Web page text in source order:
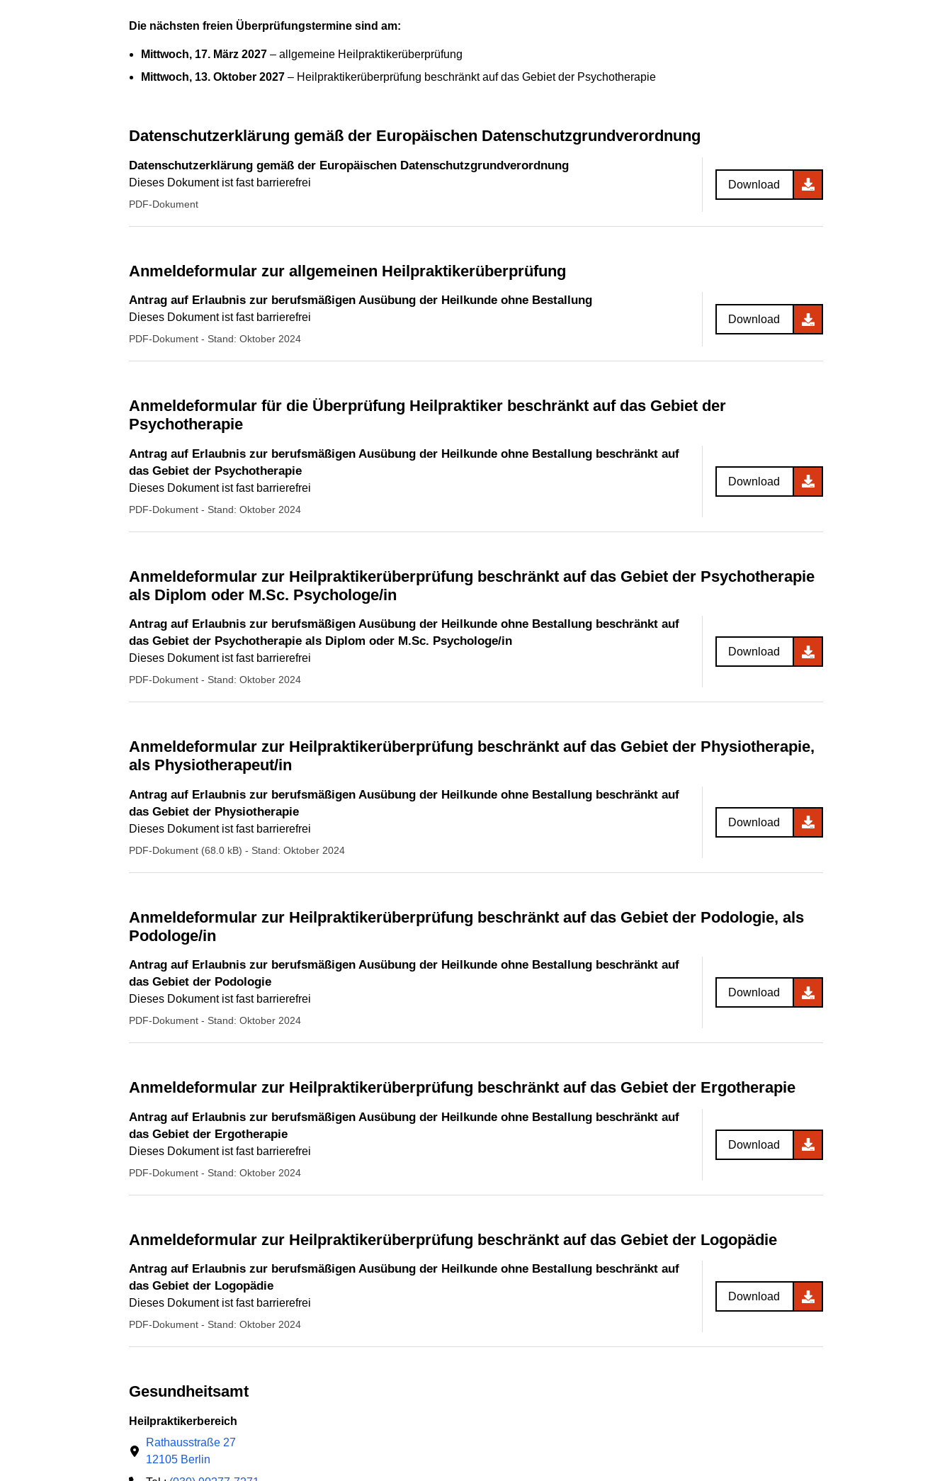
Die nächsten freien Überprüfungstermine sind am:
Mittwoch, 17. März 2027 – allgemeine Heilpraktikerüberprüfung
Mittwoch, 13. Oktober 2027 – Heilpraktikerüberprüfung beschränkt auf das Gebiet der Psychotherapie
Datenschutzerklärung gemäß der Europäischen Datenschutzgrundverordnung
Datenschutzerklärung gemäß der Europäischen Datenschutzgrundverordnung
Dieses Dokument ist fast barrierefrei
PDF-Dokument
Download
Anmeldeformular zur allgemeinen Heilpraktikerüberprüfung
Antrag auf Erlaubnis zur berufsmäßigen Ausübung der Heilkunde ohne Bestallung
Dieses Dokument ist fast barrierefrei
PDF-Dokument - Stand: Oktober 2024
Download
Anmeldeformular für die Überprüfung Heilpraktiker beschränkt auf das Gebiet der
Psychotherapie
Antrag auf Erlaubnis zur berufsmäßigen Ausübung der Heilkunde ohne Bestallung beschränkt auf
das Gebiet der Psychotherapie
Dieses Dokument ist fast barrierefrei
PDF-Dokument - Stand: Oktober 2024
Download
Anmeldeformular zur Heilpraktikerüberprüfung beschränkt auf das Gebiet der Psychotherapie
als Diplom oder M.Sc. Psychologe/in
Antrag auf Erlaubnis zur berufsmäßigen Ausübung der Heilkunde ohne Bestallung beschränkt auf
das Gebiet der Psychotherapie als Diplom oder M.Sc. Psychologe/in
Dieses Dokument ist fast barrierefrei
PDF-Dokument - Stand: Oktober 2024
Download
Anmeldeformular zur Heilpraktikerüberprüfung beschränkt auf das Gebiet der Physiotherapie,
als Physiotherapeut/in
Antrag auf Erlaubnis zur berufsmäßigen Ausübung der Heilkunde ohne Bestallung beschränkt auf
das Gebiet der Physiotherapie
Dieses Dokument ist fast barrierefrei
PDF-Dokument (68.0 kB) - Stand: Oktober 2024
Download
Anmeldeformular zur Heilpraktikerüberprüfung beschränkt auf das Gebiet der Podologie, als
Podologe/in
Antrag auf Erlaubnis zur berufsmäßigen Ausübung der Heilkunde ohne Bestallung beschränkt auf
das Gebiet der Podologie
Dieses Dokument ist fast barrierefrei
PDF-Dokument - Stand: Oktober 2024
Download
Anmeldeformular zur Heilpraktikerüberprüfung beschränkt auf das Gebiet der Ergotherapie
Antrag auf Erlaubnis zur berufsmäßigen Ausübung der Heilkunde ohne Bestallung beschränkt auf
das Gebiet der Ergotherapie
Dieses Dokument ist fast barrierefrei
PDF-Dokument - Stand: Oktober 2024
Download
Anmeldeformular zur Heilpraktikerüberprüfung beschränkt auf das Gebiet der Logopädie
Antrag auf Erlaubnis zur berufsmäßigen Ausübung der Heilkunde ohne Bestallung beschränkt auf
das Gebiet der Logopädie
Dieses Dokument ist fast barrierefrei
PDF-Dokument - Stand: Oktober 2024
Download
Gesundheitsamt
Heilpraktikerbereich
Rathausstraße 27
12105 Berlin